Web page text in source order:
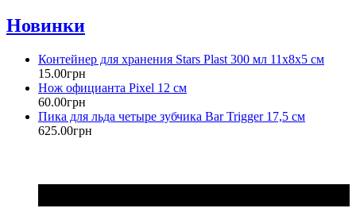
Новинки
Контейнер для хранения Stars Plast 300 мл 11х8х5 см
15.00грн
Нож официанта Pixel 12 см
60.00грн
Пика для льда четыре зубчика Bar Trigger 17,5 см
625.00грн